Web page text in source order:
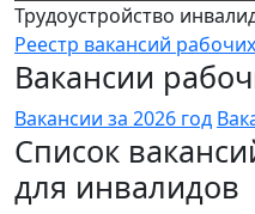
Трудоустройство
Реестр вакансий
Вакансии
Вакансии за 2026 год
Список
для инвалидов